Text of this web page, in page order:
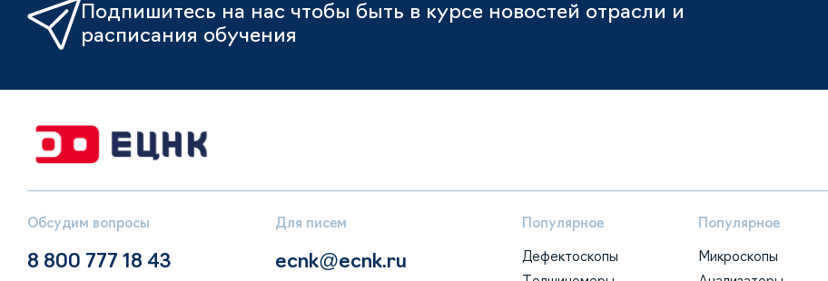
Подпишитесь на нас чтобы быть в курсе новостей отрасли и
расписания обучения
Обсудим вопросы
8 800 777 18 43
Для писем
ecnk@ecnk.ru
Популярное
Дефектоскопы
Популярное
Микроскопы